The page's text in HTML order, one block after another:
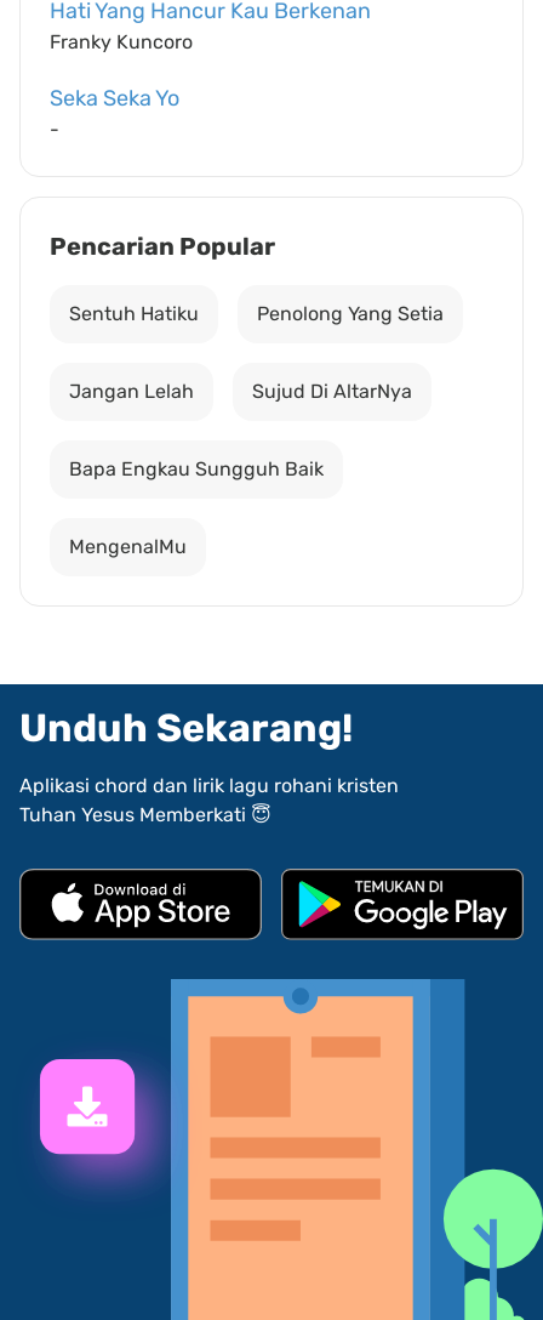
Hati Yang Hancur Kau Berkenan
Franky Kuncoro
Seka Seka Yo
-
Pencarian Popular
Sentuh Hatiku Penolong Yang Setia
Jangan Lelah Sujud Di AltarNya
Bapa Engkau Sungguh Baik
MengenalMu
Unduh Sekarang!
Aplikasi chord dan lirik lagu rohani kristen
Tuhan Yesus Memberkati 😇